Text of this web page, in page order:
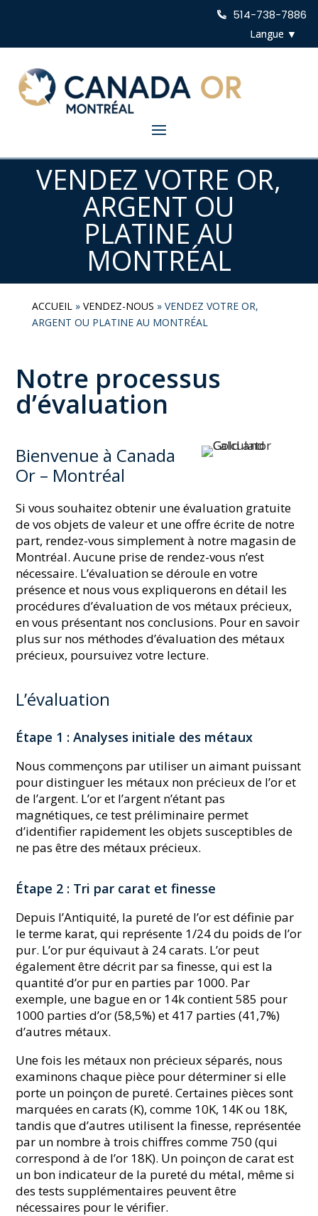
514-738-7886
VENDEZ VOTRE OR,
ARGENT OU
PLATINE AU
MONTRÉAL
ACCUEIL » VENDEZ-NOUS » VENDEZ VOTRE OR,
ARGENT OU PLATINE AU MONTRÉAL
Notre processus
d’évaluation
Bienvenue à Canada
Or – Montréal
Si vous souhaitez obtenir une évaluation gratuite
de vos objets de valeur et une offre écrite de notre
part, rendez-vous simplement à notre magasin de
Montréal. Aucune prise de rendez-vous n’est
nécessaire. L’évaluation se déroule en votre
présence et nous vous expliquerons en détail les
procédures d’évaluation de vos métaux précieux,
en vous présentant nos conclusions. Pour en savoir
plus sur nos méthodes d’évaluation des métaux
précieux, poursuivez votre lecture.
L’évaluation
Étape 1 : Analyses initiale des métaux
Nous commençons par utiliser un aimant puissant
pour distinguer les métaux non précieux de l’or et
de l’argent. L’or et l’argent n’étant pas
magnétiques, ce test préliminaire permet
d’identifier rapidement les objets susceptibles de
ne pas être des métaux précieux.
Étape 2 : Tri par carat et finesse
Depuis l’Antiquité, la pureté de l’or est définie par
le terme karat, qui représente 1/24 du poids de l’or
pur. L’or pur équivaut à 24 carats. L’or peut
également être décrit par sa finesse, qui est la
quantité d’or pur en parties par 1000. Par
exemple, une bague en or 14k contient 585 pour
1000 parties d’or (58,5%) et 417 parties (41,7%)
d’autres métaux.
Une fois les métaux non précieux séparés, nous
examinons chaque pièce pour déterminer si elle
porte un poinçon de pureté. Certaines pièces sont
marquées en carats (K), comme 10K, 14K ou 18K,
tandis que d’autres utilisent la finesse, représentée
par un nombre à trois chiffres comme 750 (qui
correspond à de l’or 18K). Un poinçon de carat est
un bon indicateur de la pureté du métal, même si
des tests supplémentaires peuvent être
nécessaires pour le vérifier.